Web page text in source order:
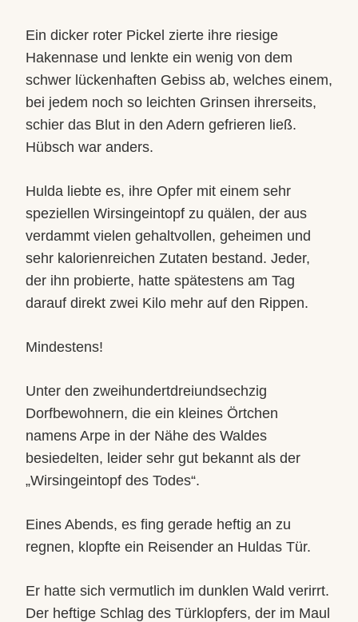
Ein dicker roter Pickel zierte ihre riesige
Hakennase und lenkte ein wenig von dem
schwer lückenhaften Gebiss ab, welches einem,
bei jedem noch so leichten Grinsen ihrerseits,
schier das Blut in den Adern gefrieren ließ.
Hübsch war anders.
Hulda liebte es, ihre Opfer mit einem sehr
speziellen Wirsingeintopf zu quälen, der aus
verdammt vielen gehaltvollen, geheimen und
sehr kalorienreichen Zutaten bestand. Jeder,
der ihn probierte, hatte spätestens am Tag
darauf direkt zwei Kilo mehr auf den Rippen.
Mindestens!
Unter den zweihundertdreiundsechzig
Dorfbewohnern, die ein kleines Örtchen
namens Arpe in der Nähe des Waldes
besiedelten, leider sehr gut bekannt als der
„Wirsingeintopf des Todes“.
Eines Abends, es fing gerade heftig an zu
regnen, klopfte ein Reisender an Huldas Tür.
Er hatte sich vermutlich im dunklen Wald verirrt.
Der heftige Schlag des Türklopfers, der im Maul